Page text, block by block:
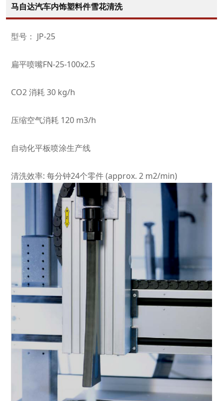
马自达汽车内饰塑料件雪花清洗
型号： JP-25
扁平喷嘴FN-25-100x2.5
CO2 消耗 30 kg/h
压缩空气消耗 120 m3/h
自动化平板喷涂生产线
清洗效率: 每分钟24个零件 (approx. 2 m2/min)